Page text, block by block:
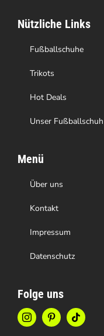
der
Produktseite
gewählt
werden
Nützliche Links
Fußballschuhe
Trikots
Hot Deals
Unser
Menü
Über uns
Kontakt
Impressum
Datenschutz
Folge uns